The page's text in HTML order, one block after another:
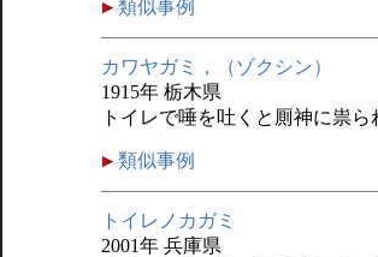
類似事例
カワヤガミ，（ゾクシン）
1915年 栃木県
トイレで唾を吐くと厠神に祟
類似事例
トイレノカガミ
2001年 兵庫県